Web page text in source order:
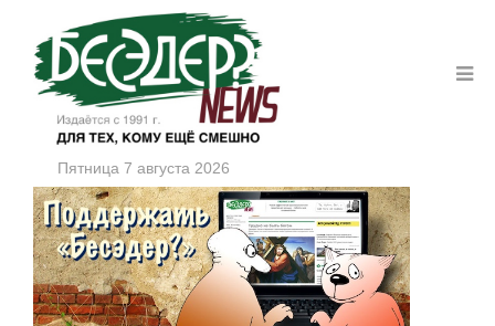
Пятница 7 августа 2026